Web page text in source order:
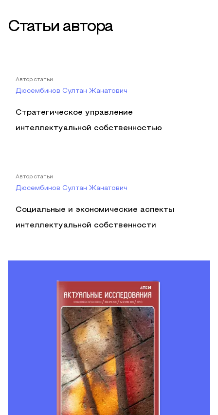
Статьи автора
Автор статьи
Дюсембинов Султан Жанатович
Стратегическое управление
интеллектуальной собственностью
Автор статьи
Дюсембинов Султан Жанатович
Социальные и экономические аспекты
интеллектуальной собственности